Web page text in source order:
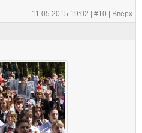
11.05.2015 19:02 | #10 Вверх